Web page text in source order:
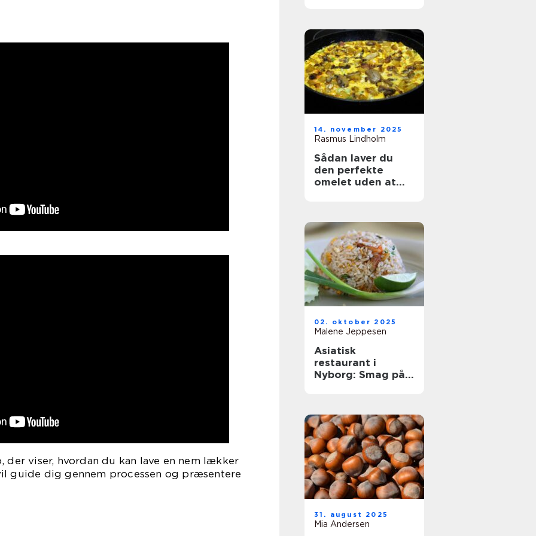
der viser, hvordan du kan lave en nem lækker
guide dig gennem processen og præsentere
14. november 2025
Rasmus Lindholm
Sådan laver du
den perfekte
omelet uden at
02. oktober 2025
Malene Jeppesen
Asiatisk
restaurant i
Nyborg: Smag på
31. august 2025
Mia Andersen